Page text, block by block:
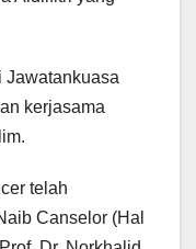
Jawatankuasa
kerjasama
telah
Canselor (Hal